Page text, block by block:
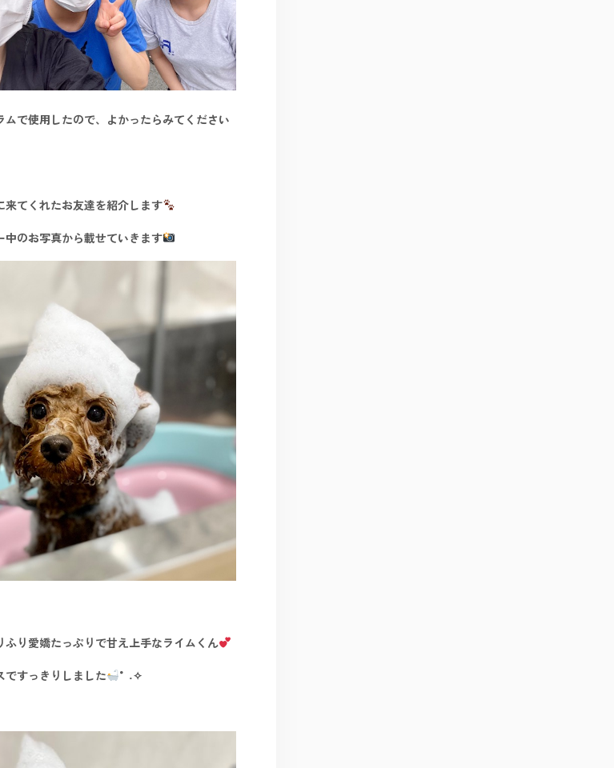
ムで使用したので、よかったらみてください
来てくれたお友達を紹介します
中のお写真から載せていきます
ふり愛嬌たっぷりで甘え上手なライムくん
ですっきりしました °˖✧